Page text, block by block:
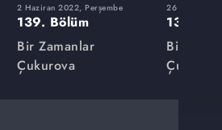
2 Haziran 2022, Perşembe
139. Bölüm
Bir Zamanlar
Çukurova
26 Mayıs
138.
Bir
Çukurova